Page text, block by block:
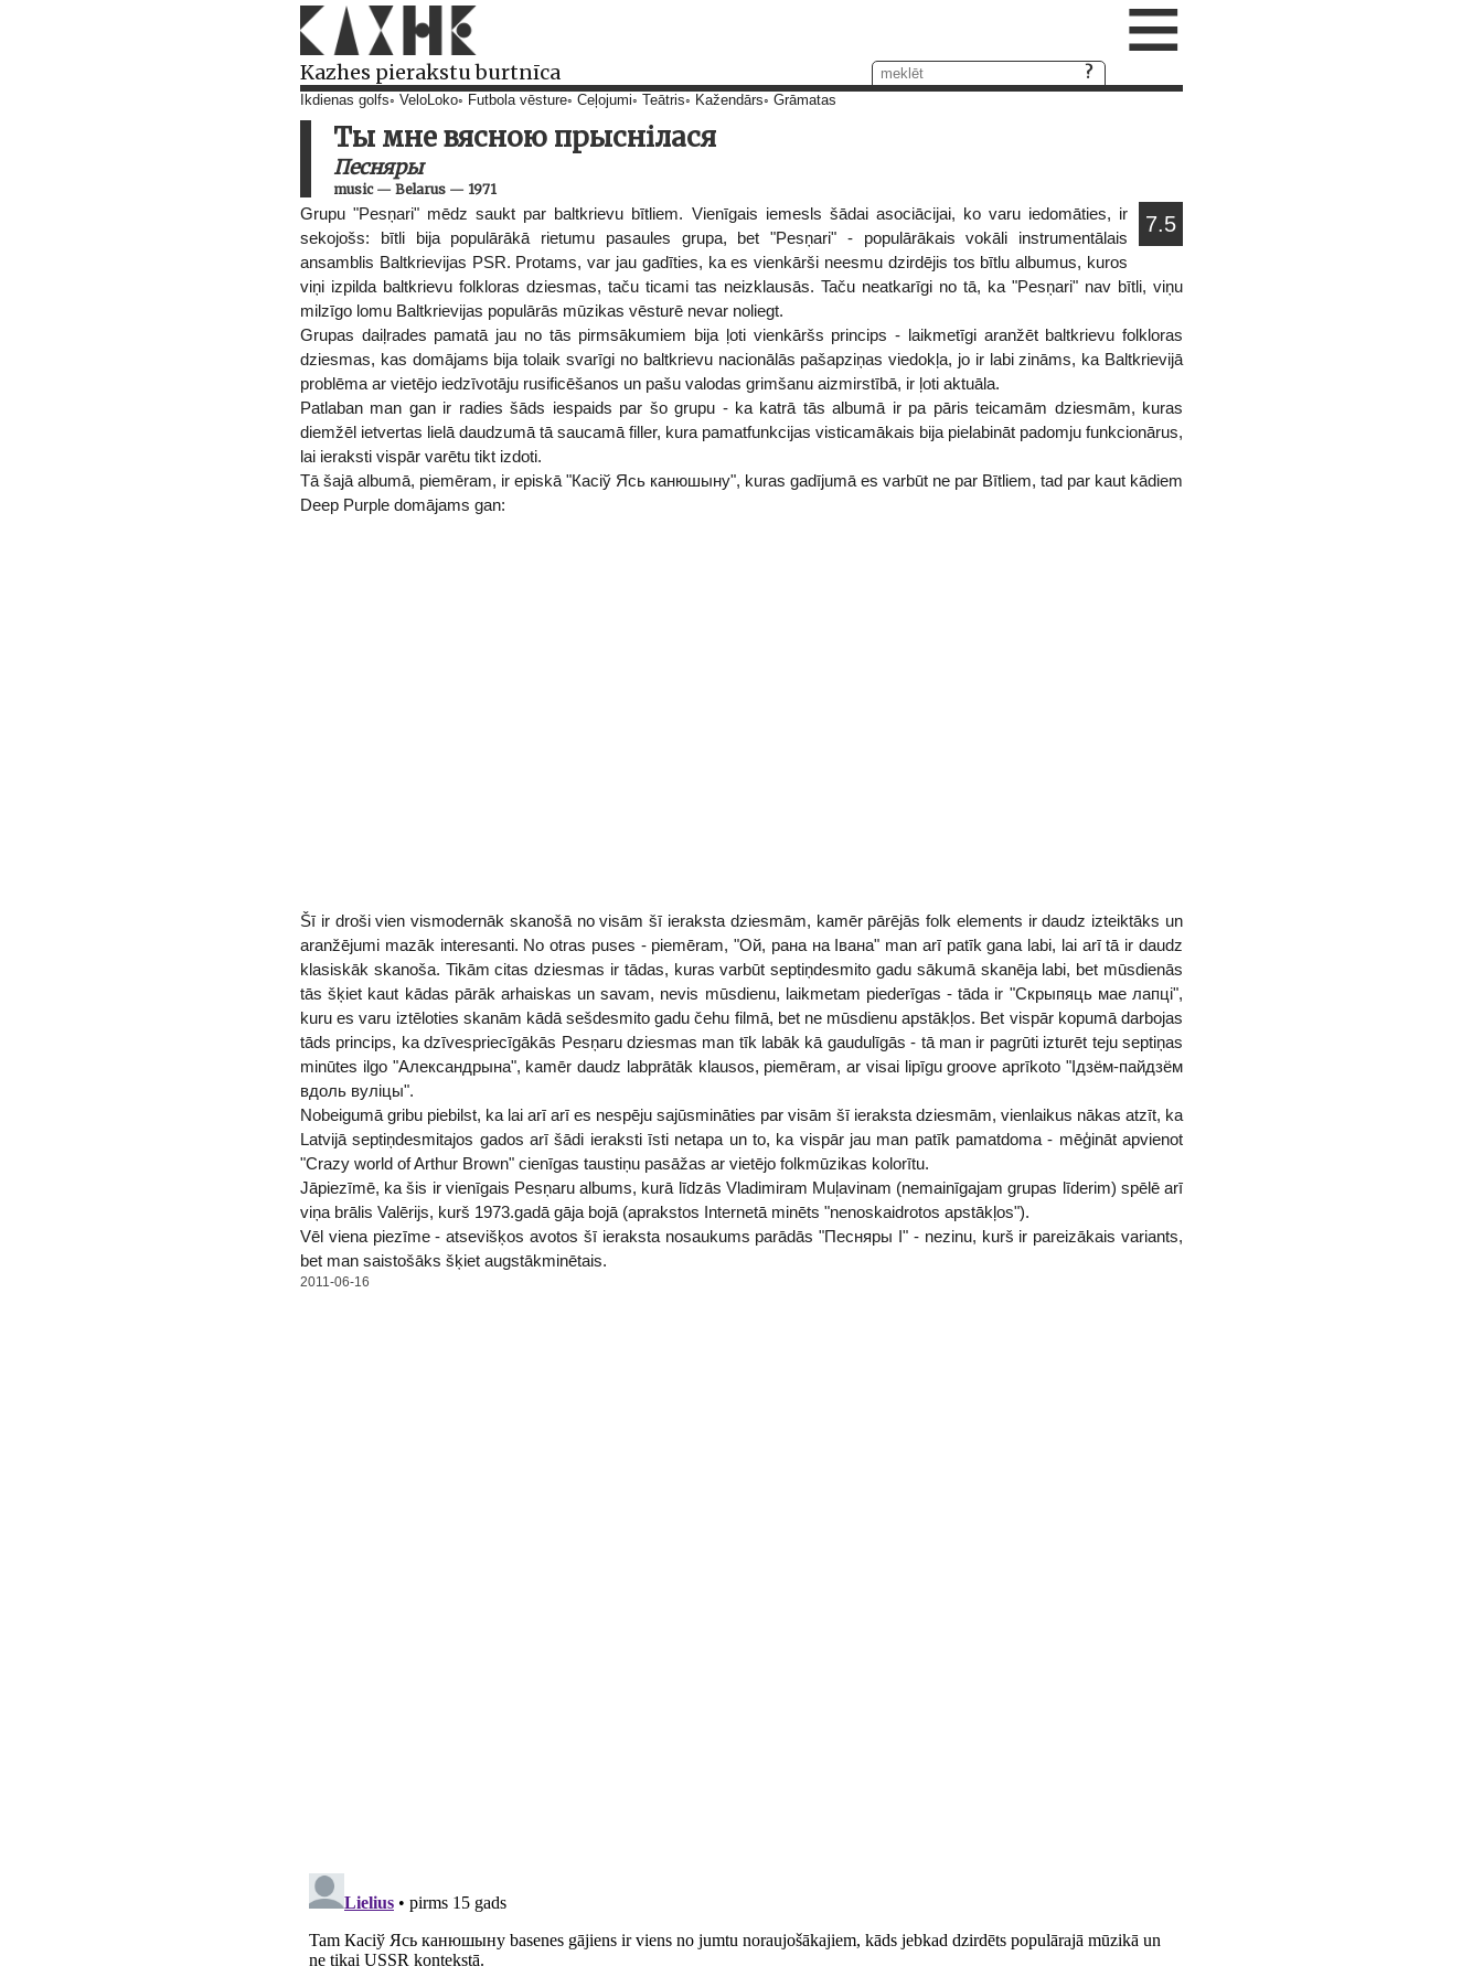
Kazhes pierakstu burtnīca ≡
Ikdienas golfs VeloLoko Futbola vēsture Ceļojumi Teātris Kažendārs Grāmatas
Ты мне вясною прыснілася
Песняры
music— Belarus — 1971
7.5
Grupu "Pesņari" mēdz saukt par baltkrievu bītliem. Vienīgais iemesls šādai asociācijai, ko varu iedomāties, ir
sekojošs: bītli bija populārākā rietumu pasaules grupa, bet "Pesņari" - populārākais vokāli instrumentālais
ansamblis Baltkrievijas PSR. Protams, var jau gadīties, ka es vienkārši neesmu dzirdējis tos bītlu albumus, kuros
viņi izpilda baltkrievu folkloras dziesmas, taču ticami tas neizklausās. Taču neatkarīgi no tā, ka "Pesņari" nav bītli, viņu
milzīgo lomu Baltkrievijas populārās mūzikas vēsturē nevar noliegt.
Grupas daiļrades pamatā jau no tās pirmsākumiem bija ļoti vienkāršs princips - laikmetīgi aranžēt baltkrievu folkloras
dziesmas, kas domājams bija tolaik svarīgi no baltkrievu nacionālās pašapziņas viedokļa, jo ir labi zināms, ka Baltkrievijā
problēma ar vietējo iedzīvotāju rusificēšanos un pašu valodas grimšanu aizmirstībā, ir ļoti aktuāla.
Patlaban man gan ir radies šāds iespaids par šo grupu - ka katrā tās albumā ir pa pāris teicamām dziesmām, kuras
diemžēl ietvertas lielā daudzumā tā saucamā filler, kura pamatfunkcijas visticamākais bija pielabināt padomju funkcionārus,
lai ieraksti vispār varētu tikt izdoti.
Tā šajā albumā, piemēram, ir episkā "Касіў Ясь канюшыну", kuras gadījumā es varbūt ne par Bītliem, tad par kaut kādiem
Deep Purple domājams gan:
Šī ir droši vien vismodernāk skanošā no visām šī ieraksta dziesmām, kamēr pārējās folk elements ir daudz izteiktāks un
aranžējumi mazāk interesanti. No otras puses - piemēram, "Ой, рана на Івана" man arī patīk gana labi, lai arī tā ir daudz
klasiskāk skanoša. Tikām citas dziesmas ir tādas, kuras varbūt septiņdesmito gadu sākumā skanēja labi, bet mūsdienās
tās šķiet kaut kādas pārāk arhaiskas un savam, nevis mūsdienu, laikmetam piederīgas - tāda ir "Скрыпяць мае лапці",
kuru es varu iztēloties skanām kādā sešdesmito gadu čehu filmā, bet ne mūsdienu apstākļos. Bet vispār kopumā darbojas
tāds princips, ka dzīvespriecīgākās Pesņaru dziesmas man tīk labāk kā gaudulīgās - tā man ir pagrūti izturēt teju septiņas
minūtes ilgo "Александрына", kamēr daudz labprātāk klausos, piemēram, ar visai lipīgu groove aprīkoto "Ідзём-пайдзём
вдоль вуліцы".
Nobeigumā gribu piebilst, ka lai arī arī es nespēju sajūsmināties par visām šī ieraksta dziesmām, vienlaikus nākas atzīt, ka
Latvijā septiņdesmitajos gados arī šādi ieraksti īsti netapa un to, ka vispār jau man patīk pamatdoma - mēģināt apvienot
"Crazy world of Arthur Brown" cienīgas taustiņu pasāžas ar vietējo folkmūzikas kolorītu.
Jāpiezīmē, ka šis ir vienīgais Pesņaru albums, kurā līdzās Vladimiram Muļavinam (nemainīgajam grupas līderim) spēlē arī
viņa brālis Valērijs, kurš 1973.gadā gāja bojā (aprakstos Internetā minēts "nenoskaidrotos apstākļos").
Vēl viena piezīme - atsevišķos avotos šī ieraksta nosaukums parādās "Песняры I" - nezinu, kurš ir pareizākais variants,
bet man saistošāks šķiet augstākminētais.
2011-06-16